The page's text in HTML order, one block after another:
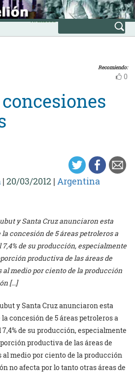
Avanzada
Recomiendo:
0
| 20/03/2012 | Argentina
y Santa Cruz anunciaron esta
concesión de 5 áreas petroleros a
de su producción, especialmente
productiva de las áreas de
al medio por ciento de la producción
[…]
y Santa Cruz anunciaron esta
concesión de 5 áreas petroleros a
de su producción, especialmente
productiva de las áreas de
al medio por ciento de la producción
no afecta por lo tanto otras áreas de